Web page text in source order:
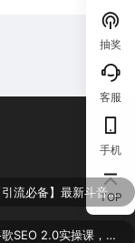
抽奖
客服
手机
TOP
【引流必备】最新斗音全功能全自动引流脚本，解放双手自动引流精准粉
谷歌SEO 2.0实操课，独立站询盘自由必备，基于2023谷歌最新算法录制（94节